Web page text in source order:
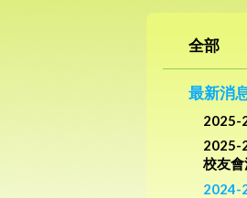
全部
最新消
2025-
2025-
校友
2024-